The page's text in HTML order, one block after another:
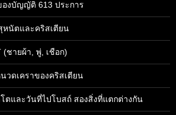
งบัญญัติ 613 ประการ
หนัตและคริสเตียน
ชายผ้า, พู่, เชือก)
วดเคราของคริสเตียน
ตและวันที่ไปโบสถ์ สองสิ่งที่แตกต่างกัน